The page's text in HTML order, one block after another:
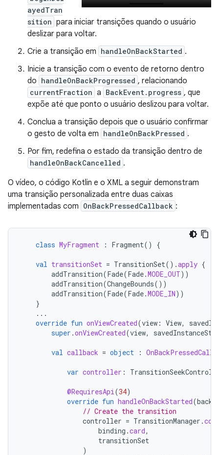
ayedTran
sition para iniciar transições quando o usuário
deslizar para voltar.
Crie a transição em handleOnBackStarted .
Inicie a transição com o evento de retorno dentro
do handleOnBackProgressed , relacionando
currentFraction a BackEvent.progress , que
expõe até que ponto o usuário deslizou para voltar.
Conclua a transição depois que o usuário confirmar
o gesto de volta em handleOnBackPressed .
Por fim, redefina o estado da transição dentro de
handleOnBackCancelled .
O vídeo, o código Kotlin e o XML a seguir demonstram
uma transição personalizada entre duas caixas
implementadas com OnBackPressedCallback :
class MyFragment : Fragment() {
val transitionSet = TransitionSet().apply {
addTransition(Fade(Fade.MODE_OUT))
addTransition(ChangeBounds())
addTransition(Fade(Fade.MODE_IN))
}
...
override fun onViewCreated(view : View,
super .onViewCreated(view,
val callback = object :
var controller :
@RequiresApi(34)
override fun handleOnBackStarted(
// Create the transition
controller = TransitionManager .
binding .card,
transitionSet
)